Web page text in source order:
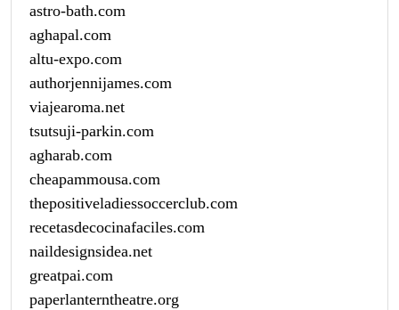
astro-bath.com
aghapal.com
altu-expo.com
authorjennijames.com
viajearoma.net
tsutsuji-parkin.com
agharab.com
cheapammousa.com
thepositiveladiessoccerclub.com
recetasdecocinafaciles.com
naildesignsidea.net
greatpai.com
paperlanterntheatre.org